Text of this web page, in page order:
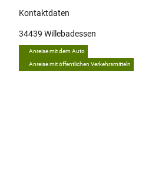
Kontaktdaten
34439 Willebadessen
Anreise mit dem Auto
Anreise mit öffentlichen Verkehrsmitteln